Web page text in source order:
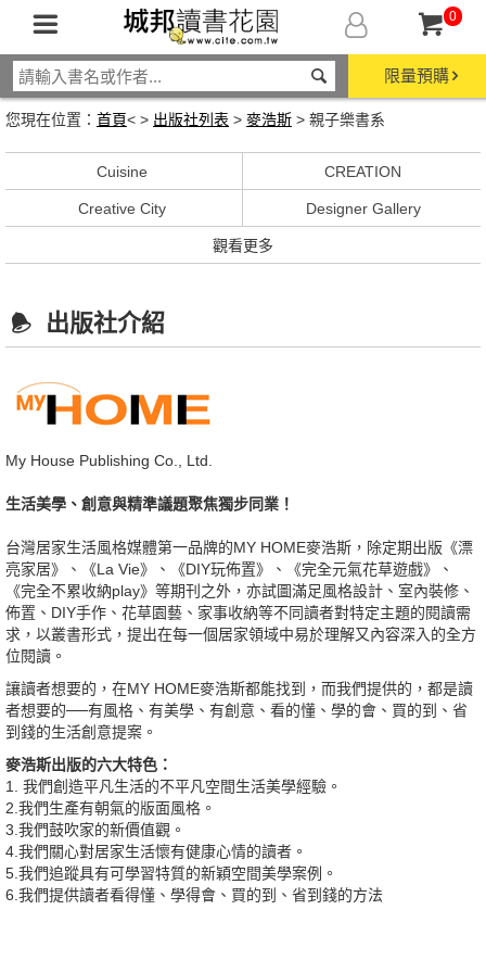
0
限量預購
您現在位置： 首頁< > 出版社列表 > 麥浩斯 > 親子樂書系
Cuisine CREATION
Creative City Designer Gallery
觀看更多
出版社介紹
My House Publishing Co., Ltd.
生活美學、創意與精準議題聚焦獨步同業！
台灣居家生活風格媒體第一品牌的MY HOME麥浩斯，除定期出版《漂
亮家居》、《La Vie》、《DIY玩佈置》、《完全元氣花草遊戲》、
《完全不累收納play》等期刊之外，亦試圖滿足風格設計、室內裝修、
佈置、DIY手作、花草園藝、家事收納等不同讀者對特定主題的閱讀需
求，以叢書形式，提出在每一個居家領域中易於理解又內容深入的全方
位閱讀。
讓讀者想要的，在MY HOME麥浩斯都能找到，而我們提供的，都是讀
者想要的──有風格、有美學、有創意、看的懂、學的會、買的到、省
到錢的生活創意提案。
麥浩斯出版的六大特色：
1. 我們創造平凡生活的不平凡空間生活美學經驗。
2.我們生產有朝氣的版面風格。
3.我們鼓吹家的新價值觀。
4.我們關心對居家生活懷有健康心情的讀者。
5.我們追蹤具有可學習特質的新穎空間美學案例。
6.我們提供讀者看得懂、學得會、買的到、省到錢的方法